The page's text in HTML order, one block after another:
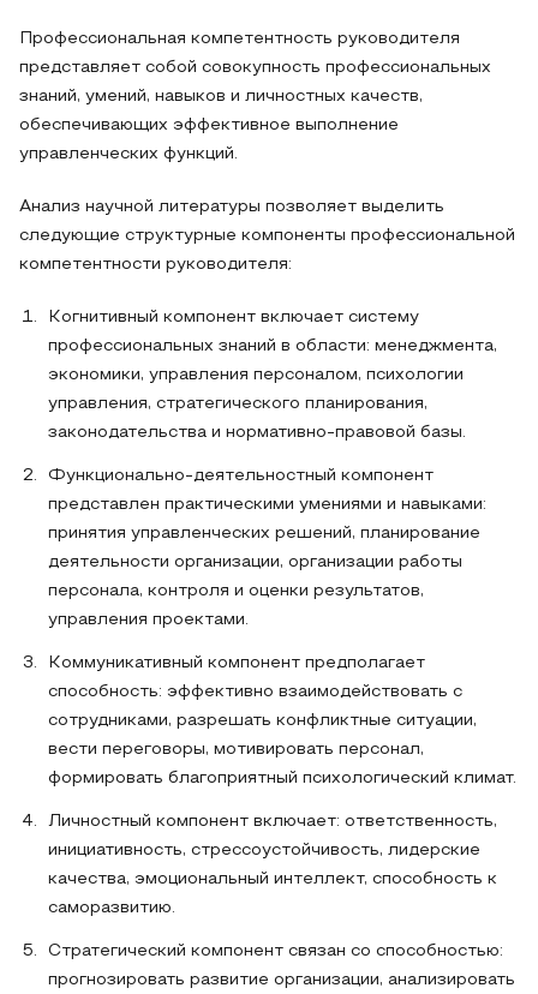
Профессиональная компетентность руководителя
представляет собой совокупность профессиональных
знаний, умений, навыков и личностных качеств,
обеспечивающих эффективное выполнение
управленческих функций.
Анализ научной литературы позволяет выделить
следующие структурные компоненты профессиональной
компетентности руководителя:
Когнитивный компонент включает систему
профессиональных знаний в области: менеджмента,
экономики, управления персоналом, психологии
управления, стратегического планирования,
законодательства и нормативно-правовой базы.
Функционально-деятельностный компонент
представлен практическими умениями и навыками:
принятия управленческих решений, планирование
деятельности организации, организации работы
персонала, контроля и оценки результатов,
управления проектами.
Коммуникативный компонент предполагает
способность: эффективно взаимодействовать с
сотрудниками, разрешать конфликтные ситуации,
вести переговоры, мотивировать персонал,
формировать благоприятный психологический климат.
Личностный компонент включает: ответственность,
инициативность, стрессоустойчивость, лидерские
качества, эмоциональный интеллект, способность к
саморазвитию.
Стратегический компонент связан со способностью:
прогнозировать развитие организации, анализировать